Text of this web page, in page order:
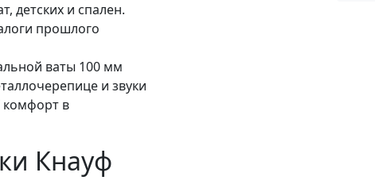
детских и спален.
прошлого
ваты 100 мм
и звуки
в
Кнауф